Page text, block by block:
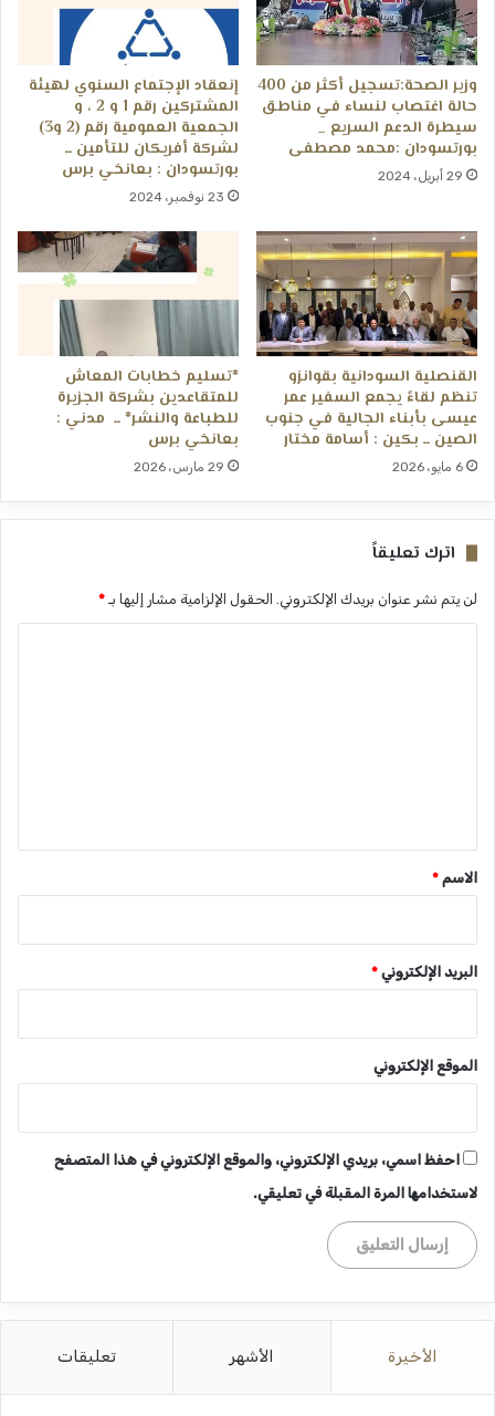
وزير الصحة:تسجيل أكثر من 400
حالة اغتصاب لنساء في مناطق
سيطرة الدعم السريع _
بورتسودان :محمد مصطفى
29 أبريل، 2024
إنعقاد الإجتماع السنوي لهيئة
المشتركين رقم 1 و 2 ، و
الجمعية العمومية رقم (2 و3)
لشركة أفريكان للتأمين ــ
بورتسودان : بعانخي برس
23 نوفمبر، 2024
القنصلية السودانية بقوانزو
تنظم لقاءً يجمع السفير عمر
عيسى بأبناء الجالية في جنوب
الصين ــ بكين : أسامة مختار
6 مايو، 2026
*تسليم خطابات المعاش
للمتقاعدين بشركة الجزيرة
للطباعة والنشر* ــ مدني :
بعانخي برس
29 مارس، 2026
اترك تعليقاً
لن يتم نشر عنوان بريدك الإلكتروني. الحقول الإلزامية مشار إليها بـ *
*
الاسم *
البريد الإلكتروني *
الموقع الإلكتروني
احفظ اسمي، بريدي الإلكتروني، والموقع الإلكتروني في هذا المتصفح
لاستخدامها المرة المقبلة في تعليقي.
الأخيرة الأشهر تعليقات